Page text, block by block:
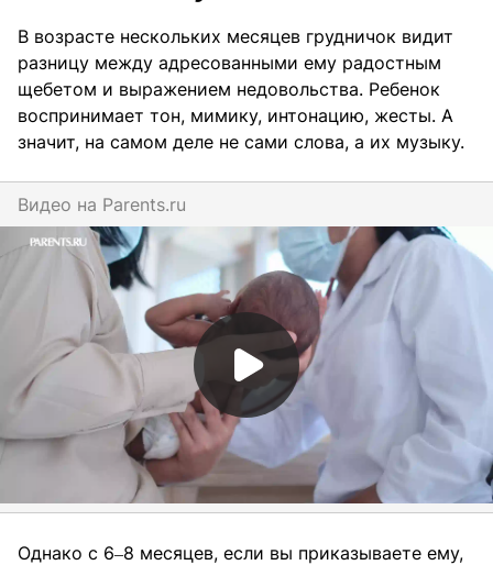
В возрасте нескольких месяцев грудничок видит
разницу между адресованными ему радостным
щебетом и выражением недовольства. Ребенок
воспринимает тон, мимику, интонацию, жесты. А
значит, на самом деле не сами слова, а их музыку.
Видео на parents.ru
Однако с 6‒8 месяцев, если вы приказываете ему,